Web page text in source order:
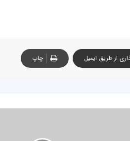
از طریق ایمیل چاپ